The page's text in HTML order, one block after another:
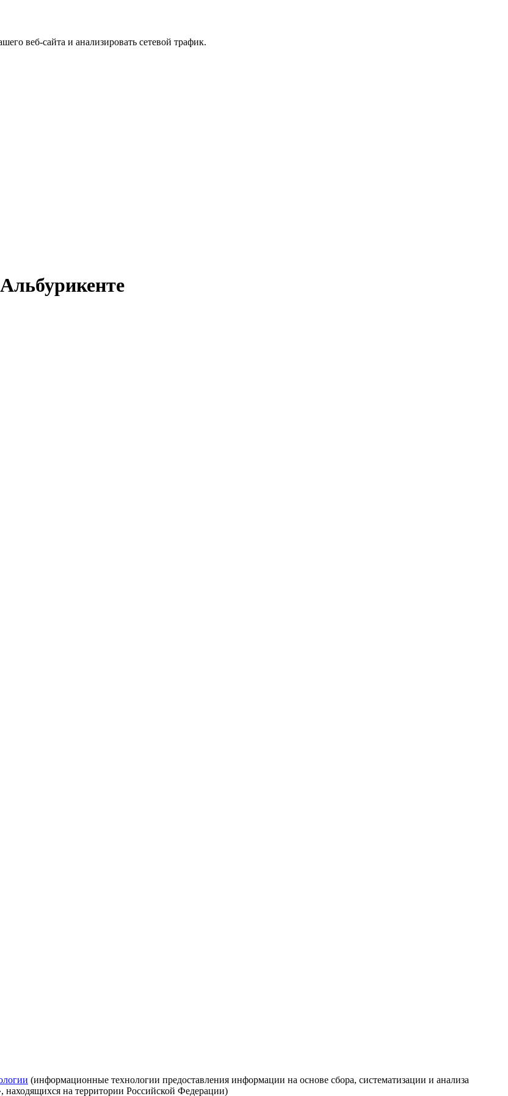
веб-сайта и анализировать сетевой трафик.
(информационные технологии предоставления информации на основе сбора, систематизации и анализа
находящихся на территории Российской Федерации)